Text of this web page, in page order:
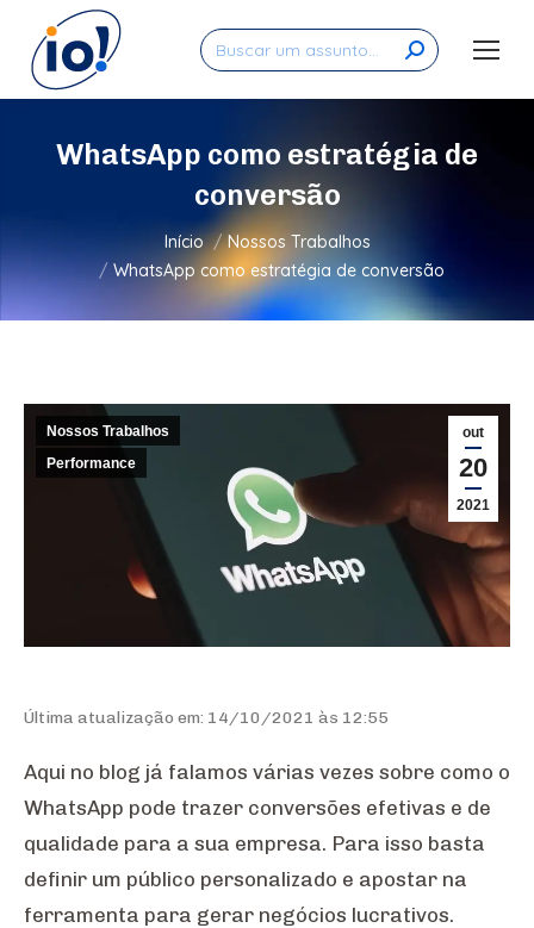
Search:
WhatsApp como estratégia de
conversão
Você está aqui:Início
Nossos Trabalhos
WhatsApp como estratégia de conversão
out
20
2021
Nossos Trabalhos
Performance
Última atualização em: 14/10/2021 às 12:55
Aqui no blog já falamos várias vezes sobre como o
WhatsApp pode trazer conversões efetivas e de
qualidade para a sua empresa. Para isso basta
definir um público personalizado e apostar na
ferramenta para gerar negócios lucrativos.